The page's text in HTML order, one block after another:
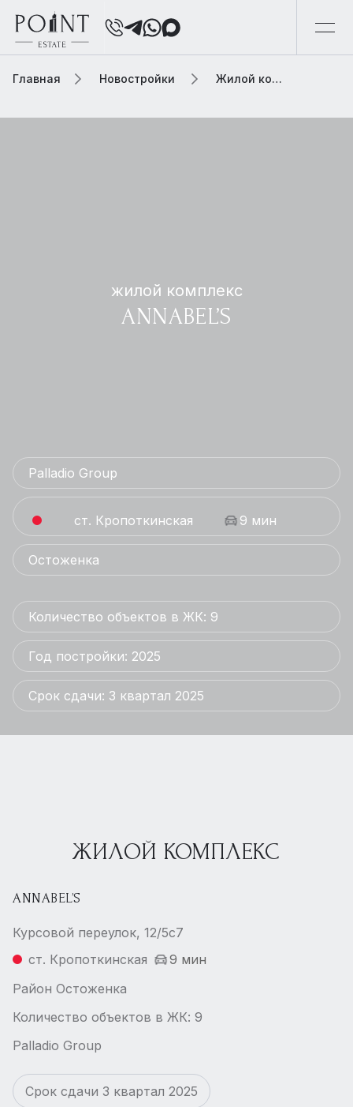
Главная Новостройки Жилой комплекс annabel’s
жилой комплекс
ANNABEL’S
Palladio Group
ст. Кропоткинская 9 мин
Остоженка
Количество объектов в ЖК: 9
Год постройки: 2025
Срок сдачи: 3 квартал 2025
ЖИЛОЙ КОМПЛЕКС
ANNABEL’S
Курсовой переулок, 12/5с7
ст. Кропоткинская
9 мин
Район Остоженка
Количество объектов в ЖК: 9
Palladio Group
Срок сдачи 3 квартал 2025